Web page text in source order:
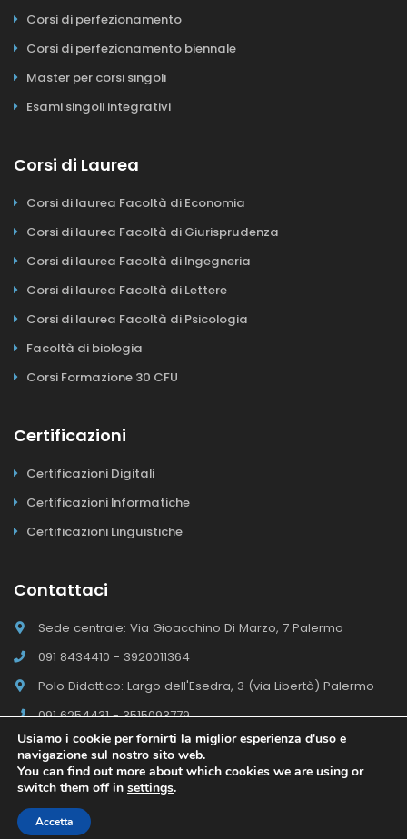
Corsi di perfezionamento
Corsi di perfezionamento biennale
Master per corsi singoli
Esami singoli integrativi
Corsi di Laurea
Corsi di laurea Facoltà di Economia
Corsi di laurea Facoltà di Giurisprudenza
Corsi di laurea Facoltà di Ingegneria
Corsi di laurea Facoltà di Lettere
Corsi di laurea Facoltà di Psicologia
Facoltà di biologia
Corsi Formazione 30 CFU
Certificazioni
Certificazioni Digitali
Certificazioni Informatiche
Certificazioni Linguistiche
Contattaci
Sede centrale: Via Gioacchino Di Marzo, 7 Palermo
091 8434410 - 3920011364
Polo Didattico: Largo dell'Esedra, 3 (via Libertà) Palermo
091 6254431 - 3515093779
Il Polo E-campus Academy © 2026 - Tutti i diritti riservati
realizzato da Kurumba. © Kurumba Vincere sul Web
Usiamo i cookie per fornirti la miglior esperienza d'uso e
navigazione sul nostro sito web.
You can find out more about which cookies we are using or
switch them off in settings.
Accetta